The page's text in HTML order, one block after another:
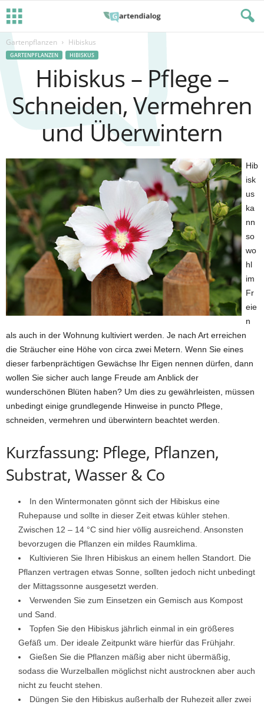
Gartenpflanzen Hibiskus
GARTENPFLANZEN HIBISKUS
Hibiskus – Pflege –
Schneiden, Vermehren
und Überwintern
Hib
isk
us
ka
nn
so
wo
hl
im
Fr
eie
n
als auch in der Wohnung kultiviert werden. Je nach Art erreichen
die Sträucher eine Höhe von circa zwei Metern. Wenn Sie eines
dieser farbenprächtigen Gewächse Ihr Eigen nennen dürfen, dann
wollen Sie sicher auch lange Freude am Anblick der
wunderschönen Blüten haben? Um dies zu gewährleisten, müssen
unbedingt einige grundlegende Hinweise in puncto Pflege,
schneiden, vermehren und überwintern beachtet werden.
Kurzfassung: Pflege, Pflanzen,
Substrat, Wasser & Co
In den Wintermonaten gönnt sich der Hibiskus eine
Ruhepause und sollte in dieser Zeit etwas kühler stehen.
Zwischen 12 – 14 °C sind hier völlig ausreichend. Ansonsten
bevorzugen die Pflanzen ein mildes Raumklima.
Kultivieren Sie Ihren Hibiskus an einem hellen Standort. Die
Pflanzen vertragen etwas Sonne, sollten jedoch nicht unbedingt
der Mittagssonne ausgesetzt werden.
Verwenden Sie zum Einsetzen ein Gemisch aus Kompost
und Sand.
Topfen Sie den Hibiskus jährlich einmal in ein größeres
Gefäß um. Der ideale Zeitpunkt wäre hierfür das Frühjahr.
Gießen Sie die Pflanzen mäßig aber nicht übermäßig,
sodass die Wurzelballen möglichst nicht austrocknen aber auch
nicht zu feucht stehen.
Düngen Sie den Hibiskus außerhalb der Ruhezeit aller zwei